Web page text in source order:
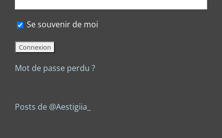
Se souvenir de moi
Mot de passe perdu ?
Posts de @Aestigiia_